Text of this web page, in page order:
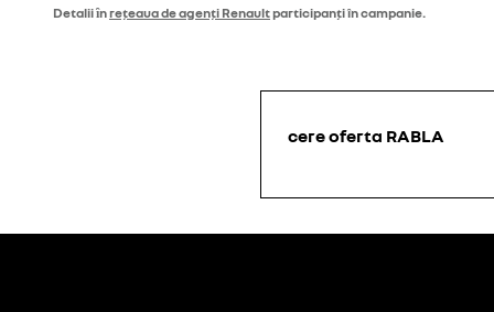
Detalii ȋnreţeaua de agenți Renaultparticipanți în campanie.
cere oferta RABLA